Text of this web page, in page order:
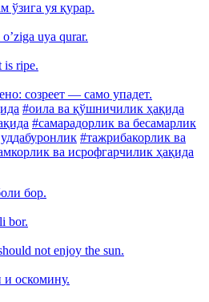
ўзига уя қурар.
uya qurar.
is ripe.
созреет — само упадет.
#оила ва қўшничилик ҳақида
#самарадорлик ва бесамарлик
#тажрибакорлик ва
ва исрофгарчилик ҳақида
бор.
bor.
not enjoy the sun.
оскомину.